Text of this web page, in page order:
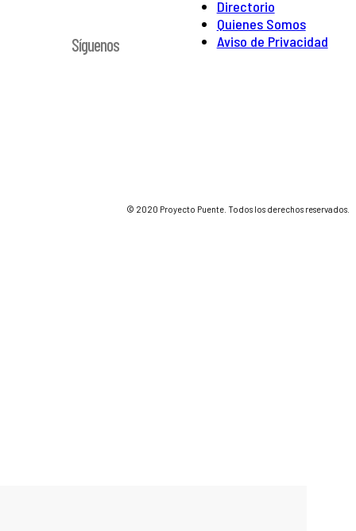
Directorio
Quienes Somos
Aviso de Privacidad
Síguenos
© 2020 Proyecto Puente. Todos los derechos reservados.